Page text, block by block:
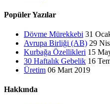
Popüler Yazılar
Dövme Mürekkebi 31
Avrupa Birliği (AB) 29
Kurbağa Özellikleri 15
30 Haftalık Gebelik 16
Üretim 06 Mart 2019
Hakkında